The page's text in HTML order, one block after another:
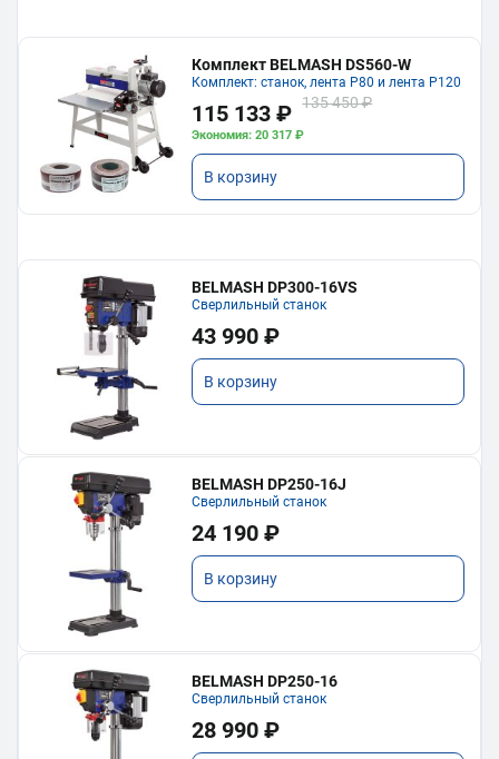
Комплект BELMASH DS560-W
Комплект: станок, лента P80 и лента P120
115 133 ₽ 135 450 ₽
Экономия: 20 317 ₽
В корзину
BELMASH DP300-16VS
Сверлильный станок
43 990 ₽
В корзину
BELMASH DP250-16J
Сверлильный станок
24 190 ₽
В корзину
BELMASH DP250-16
Сверлильный станок
28 990 ₽